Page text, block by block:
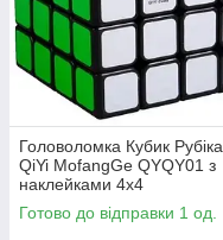
Головоломка Кубик Рубіка
QiYi MofangGe QYQY01 з
наклейками 4х4
Готово до відправки 1 од.